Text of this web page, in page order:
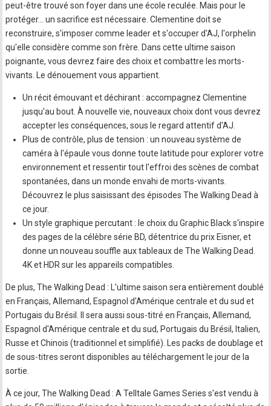
peut-être trouvé son foyer dans une école reculée. Mais pour le
protéger... un sacrifice est nécessaire. Clementine doit se
reconstruire, s'imposer comme leader et s'occuper d'AJ, l'orphelin
qu'elle considère comme son frère. Dans cette ultime saison
poignante, vous devrez faire des choix et combattre les morts-
vivants. Le dénouement vous appartient.
Un récit émouvant et déchirant : accompagnez Clementine
jusqu'au bout. À nouvelle vie, nouveaux choix dont vous devrez
accepter les conséquences, sous le regard attentif d'AJ.
Plus de contrôle, plus de tension : un nouveau système de
caméra à l'épaule vous donne toute latitude pour explorer votre
environnement et ressentir tout l'effroi des scènes de combat
spontanées, dans un monde envahi de morts-vivants.
Découvrez le plus saisissant des épisodes The Walking Dead à
ce jour.
Un style graphique percutant : le choix du Graphic Black s'inspire
des pages de la célèbre série BD, détentrice du prix Eisner, et
donne un nouveau souffle aux tableaux de The Walking Dead.
4K et HDR sur les appareils compatibles.
De plus, The Walking Dead : L'ultime saison sera entièrement doublé
en Français, Allemand, Espagnol d'Amérique centrale et du sud et
Portugais du Brésil. Il sera aussi sous-titré en Français, Allemand,
Espagnol d'Amérique centrale et du sud, Portugais du Brésil, Italien,
Russe et Chinois (traditionnel et simplifié). Les packs de doublage et
de sous-titres seront disponibles au téléchargement le jour de la
sortie.
À ce jour, The Walking Dead : A Telltale Games Series s'est vendu à